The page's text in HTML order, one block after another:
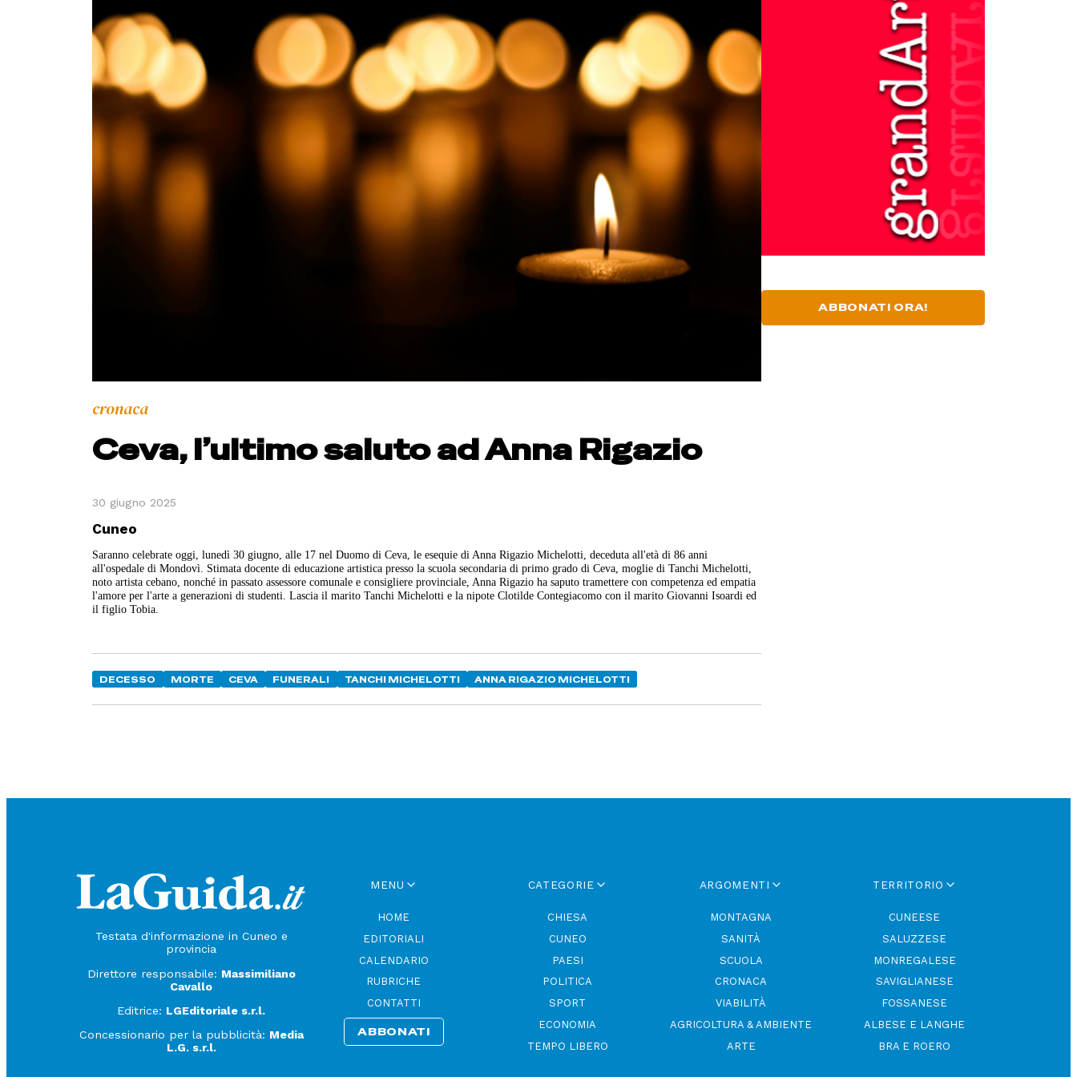
cronaca
Ceva, l’ultimo saluto ad Anna Rigazio
30 giugno 2025
Cuneo
Saranno celebrate oggi, lunedì 30 giugno, alle 17 nel Duomo di Ceva, le esequie di Anna Rigazio Michelotti, deceduta all'età di 86 anni
all'ospedale di Mondovì. Stimata docente di educazione artistica presso la scuola secondaria di primo grado di Ceva, moglie di Tanchi Michelotti,
noto artista cebano, nonché in passato assessore comunale e consigliere provinciale, Anna Rigazio ha saputo tramettere con competenza ed empatia
l'amore per l'arte a generazioni di studenti. Lascia il marito Tanchi Michelotti e la nipote Clotilde Contegiacomo con il marito Giovanni Isoardi ed
il figlio Tobia.
DECESSO MORTE CEVA FUNERALI TANCHI MICHELOTTI ANNA RIGAZIO MICHELOTTI
ABBONATI ORA!
Testata d'informazione in Cuneo e
provincia
Direttore responsabile: Massimiliano
Cavallo
Editrice: LGEditoriale s.r.l.
Concessionario per la pubblicità: Media
L.G. s.r.l.
MENU
HOME
EDITORIALI
CALENDARIO
RUBRICHE
CONTATTI
ABBONATI
CATEGORIE
CHIESA
CUNEO
PAESI
POLITICA
SPORT
ECONOMIA
TEMPO LIBERO
ARGOMENTI
MONTAGNA
SANITÀ
SCUOLA
CRONACA
VIABILITÀ
AGRICOLTURA & AMBIENTE
ARTE
TERRITORIO
CUNEESE
SALUZZESE
MONREGALESE
SAVIGLIANESE
FOSSANESE
ALBESE E LANGHE
BRA E ROERO